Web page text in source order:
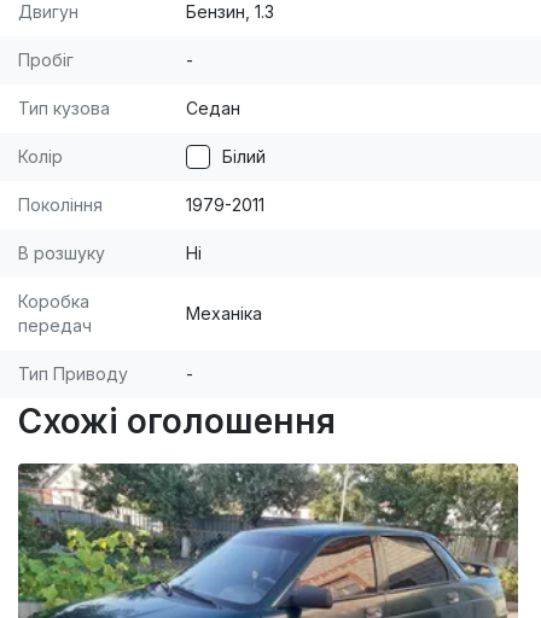
Двигун Бензин, 1.3
Пробіг -
Тип кузова Седан
Колір Білий
Покоління 1979-2011
В розшуку Ні
Коробка
передач
Механіка
Тип Приводу -
Схожі оголошення